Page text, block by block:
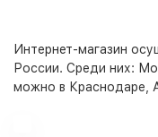
Интернет-магазин
России. Среди них:
можно в Краснодаре,